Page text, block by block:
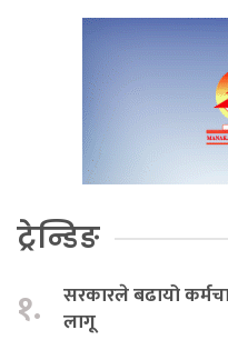
ट्रेन्डिङ
१.
सरकारले बढायो
लागू